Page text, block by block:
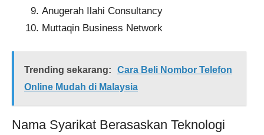
Anugerah Ilahi Consultancy
Muttaqin Business Network
Trending sekarang:
Cara Beli Nombor Telefon
Online Mudah di Malaysia
Nama Syarikat Berasaskan Teknologi